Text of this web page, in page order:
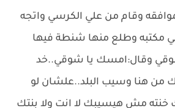
وقام من علي الكرسي واتجه
في مكتبه وطلع منها شنطة فيها
وقال:امسك يا شوقي..خد
من هنا وسيب البلد..علشان لو
خنته مش هيسيبك لا انت ولا بنتك